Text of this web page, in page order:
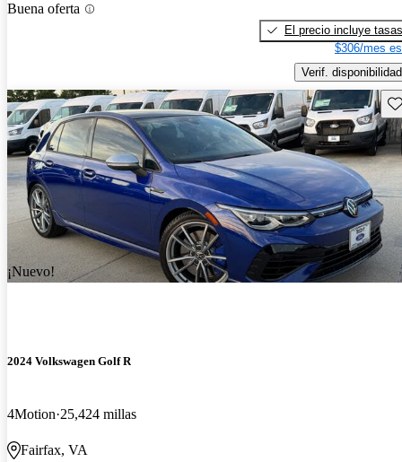
Buena oferta
El precio incluye tasas
$306/mes
Verif. disponibilidad
¡Nuevo!
2024 Volkswagen Golf R
4Motion 25,424 millas
Fairfax, VA